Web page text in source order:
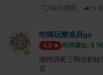
表示讚賞 分享
吃喝玩樂准貝go
4.5 均消價位: $ 50
潮州消夜三明治創
店